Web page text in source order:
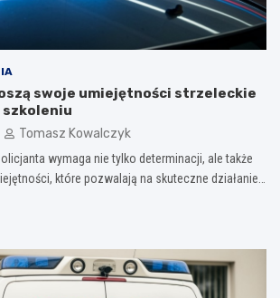
swoje umiejętności strzeleckie
Tomasz Kowalczyk
wymaga nie tylko determinacji, ale także
które pozwalają na skuteczne działanie…